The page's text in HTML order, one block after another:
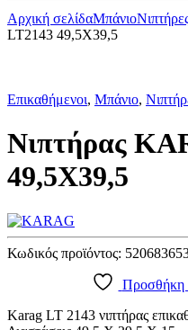
Αρχική σελίδαΜπάνιο
LT2143 49,5X39,5
Επικαθήμενοι, Μπάνιο,
Νιπτήρας
49,5X39,5
Κωδικός προϊόντος:
Προσθήκη
Karag LT 2143 νιπτήρας